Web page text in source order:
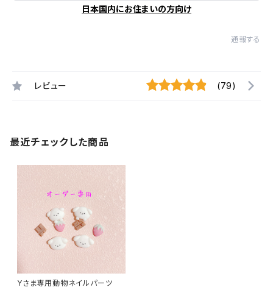
日本国内にお住まいの方向け
通報する
レビュー (79)
最近チェックした商品
Yさま専用動物ネイルパーツ